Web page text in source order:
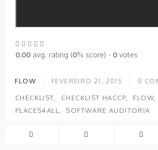
0.00 avg. rating (0% score) - 0 votes
FLOW FEVEREIRO 21, 2015 0
CHECKLIST CHECKLIST HACCP FLOW
PLACES4ALL
SOFTWARE AUDITORIA